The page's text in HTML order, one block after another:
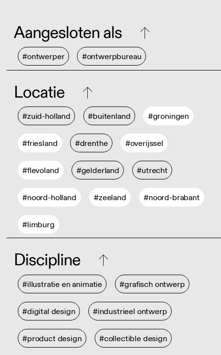
Aangesloten als
#ontwerper #ontwerpbureau
Locatie
#zuid-holland #buitenland #groningen
#friesland #drenthe #overijssel
#flevoland #gelderland #utrecht
#noord-holland #zeeland #noord-brabant
#limburg
Discipline
#illustratie en animatie #grafisch ontwerp
#digital design #industrieel ontwerp
#product design #collectible design